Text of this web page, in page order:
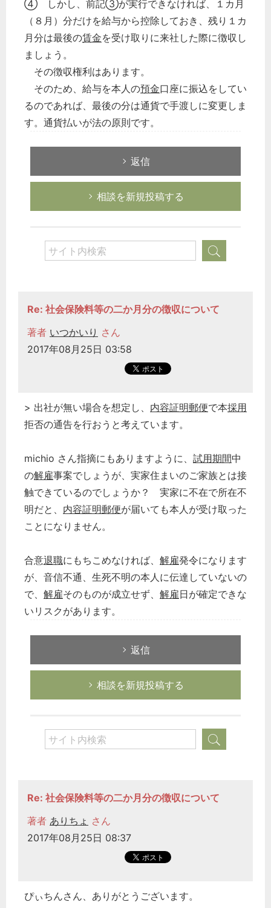
④ しかし、前記③が実行できなければ、１カ月
（８月）分だけを給与から控除しておき、残り１カ
月分は最後の賃金を受け取りに来社した際に徴収し
ましょう。
その徴収権利はあります。
そのため、給与を本人の預金口座に振込をしてい
るのであれば、最後の分は通貨で手渡しに変更しま
す。通貨払いが法の原則です。
返信
相談を新規投稿する
Re: 社会保険料等の二か月分の徴収について
著者 いつかいり さん
2017年08月25日 03:58
> 出社が無い場合を想定し、 内容証明郵便で本採用
拒否の通告を行おうと考えています。
michio さん指摘にもありますように、 試用期間中
の解雇事案でしょうが、実家住まいのご家族とは接
触できているのでしょうか？ 実家に不在で所在不
明だと、 内容証明郵便が届いても本人が受け取った
ことになりません。
合意退職にもちこめなければ、 解雇発令になります
が、音信不通、生死不明の本人に伝達していないの
で、 解雇そのものが成立せず、 解雇日が確定できな
いリスクがあります。
返信
相談を新規投稿する
Re: 社会保険料等の二か月分の徴収について
著者 ありちょ さん
2017年08月25日 08:37
ぴぃちんさん、ありがとうございます。